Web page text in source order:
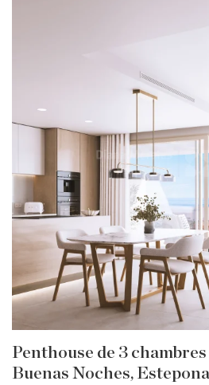
Penthouse de 3
Buenas Noches, Estepona